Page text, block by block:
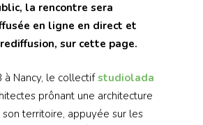
la rencontre sera
en ligne en direct et
sur cette page.
à Nancy, le collectifstudiolada
prônant une architecture
son territoire, appuyée sur les